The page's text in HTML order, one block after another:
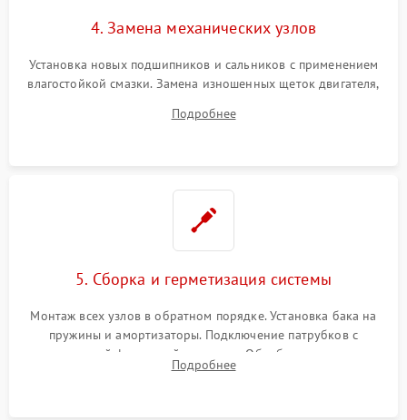
4. Замена механических узлов
Установка новых подшипников и сальников с применением
влагостойкой смазки. Замена изношенных щеток двигателя,
или поврежденной резиновой манжеты.
Подробнее
5. Сборка и герметизация системы
Монтаж всех узлов в обратном порядке. Установка бака на
пружины и амортизаторы. Подключение патрубков с
надежной фиксацией хомутами. Обработка стыков
герметиком для предотвращения возможных протечек воды.
Подробнее